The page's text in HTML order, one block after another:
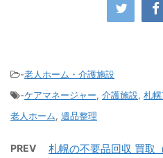
-老人ホーム・介護施設
-ケアマネージャー, 介護施設, 札
老人ホーム, 遺品整理
PREV 札幌の不要品回収 買取